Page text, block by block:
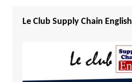
Le Club Supply Chain English